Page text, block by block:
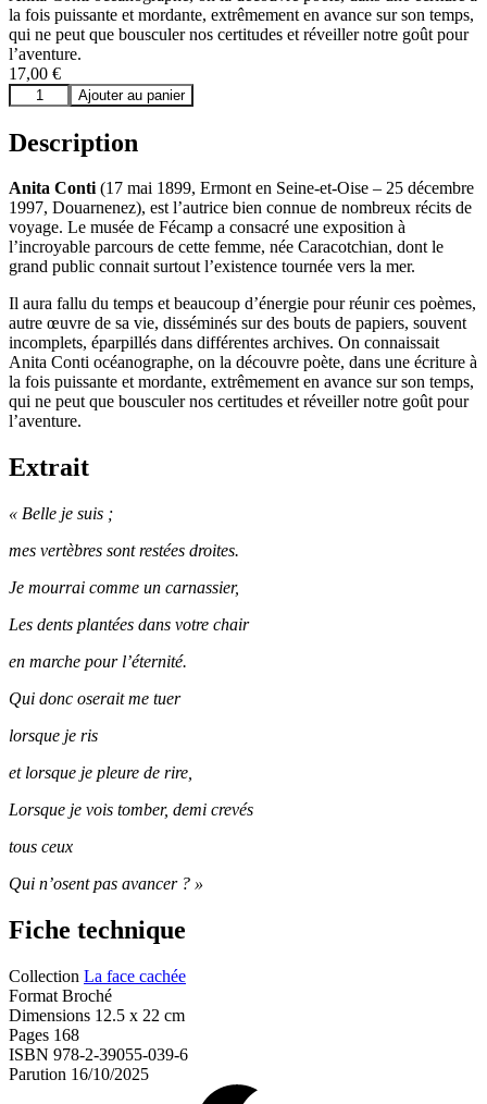
la fois puissante et mordante, extrêmement en avance sur son temps,
qui ne peut que bousculer nos certitudes et réveiller notre goût pour
l’aventure.
17,00 €
quantité
de
poète,
océanographe
Ajouter au panier
Description
Anita Conti(17 mai 1899, Ermont en Seine-et-Oise – 25 décembre
1997, Douarnenez), est l’autrice bien connue de nombreux récits de
voyage. Le musée de Fécamp a consacré une exposition à
l’incroyable parcours de cette femme, née Caracotchian, dont le
grand public connait surtout l’existence tournée vers la mer.
Il aura fallu du temps et beaucoup d’énergie pour réunir ces poèmes,
autre œuvre de sa vie, disséminés sur des bouts de papiers, souvent
incomplets, éparpillés dans différentes archives. On connaissait
Anita Conti océanographe, on la découvre poète, dans une écriture à
la fois puissante et mordante, extrêmement en avance sur son temps,
qui ne peut que bousculer nos certitudes et réveiller notre goût pour
l’aventure.
Extrait
« Belle je suis ;
mes vertèbres sont restées droites.
Je mourrai comme un carnassier,
Les dents plantées dans votre chair
en marche pour l’éternité.
Qui donc oserait me tuer
lorsque je ris
et lorsque je pleure de rire,
Lorsque je vois tomber, demi crevés
tous ceux
Qui n’osent pas avancer ? »
Fiche technique
Collection La face cachée
Format Broché
Dimensions 12.5 x 22 cm
Pages 168
ISBN 978-2-39055-039-6
Parution 16/10/2025